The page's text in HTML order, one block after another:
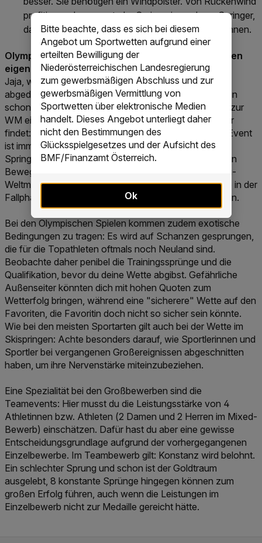
Bitte beachte, dass es sich bei diesem
Angebot um Sportwetten aufgrund einer
erteilten Bewilligung der
Niederösterreichischen Landesregierung
zum gewerbsmäßigen Abschluss und zur
gewerbsmäßigen Vermittlung von
Sportwetten über elektronische Medien
handelt. Dieses Angebot unterliegt daher
nicht den Bestimmungen des
Glücksspielgesetzes und der Aufsicht des
BMF/Finanzamt Österreich.
Ok
profitieren absprungstarke Springerinnen bzw. Springer,
da sie genug Höhe über den Hang mitnehmen können.
Olympische Spiele und Weltmeisterschaften haben
eigene Regeln:
Jaja, wir wissen es: Die "eigene Regeln" Phrase ist
abgedroschen – aber dennoch sowas von richtig. Allein
schon, weil bei den Herren zu den Winterspielen bzw. zur
WM ein Bewerb ansteht, den man so sonst kaum mehr
findet: das Springen von der Normalschanze. Dieses Event
ist immer gut für Überraschungen und bevorzugt
Springtertypen mit starken Absprüngen und fehlerfreien
Bewegungsabläufen. Das Pendant dazu ist die Skiflug-
Weltmeisterschaft: Bei dieser sind Springer befragt, die in der
Fallphase eine optimale Flughaltung einnehmen können.
Bei den Olympischen Spielen kommen zudem exotische
Bedingungen zu tragen: Es wird auf Schanzen gesprungen,
die für die Topathleten oftmals noch Neuland sind.
Beobachte daher penibel die Trainingssprünge und die
Qualifikation, bevor du deine Wette abgibst. Gefährliche
Außenseiter könnten dich mit hohen Quoten zum
Wetterfolg bringen, während eine "sicherere" Wette auf den
Favoriten, die Favoritin doch nicht so sicher sein könnte.
Wie bei den meisten Sportarten gilt auch bei der Wette im
Skispringen: Achte besonders darauf, wie Sportlerinnen und
Sportler bei vergangenen Großereignissen abgeschnitten
haben, um ihre Nervenstärke miteinzubeziehen.
Eine Spezialität bei den Großbewerben sind die
Teamevents: Hier musst du die Leistungsstärke von 4
Athletinnen bzw. Athleten (2 Damen und 2 Herren im Mixed-
Bewerb) einschätzen. Dafür hast du aber eine gewisse
Entscheidungsgrundlage aufgrund der vorhergegangenen
Einzelbewerbe. Im Teambewerb gilt: Konstanz wird belohnt.
Ein schlechter Sprung und schon ist der Goldtraum
ausgelebt, 8 konstante Sprünge hingegen können zum
großen Erfolg führen, auch wenn die Leistungen im
Einzelbewerb nicht zur Medaille gereicht hätte.